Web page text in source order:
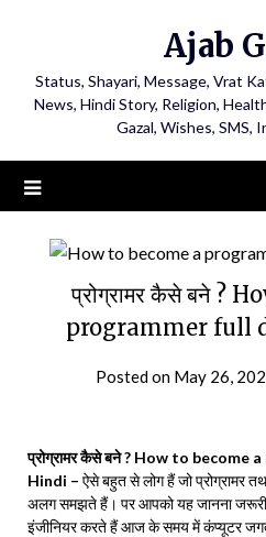
Ajab
Status, Shayari, Message, Vrat
News, Hindi Story, Religion,
Gazal, Wishes, SMS,
प्रोग्रामर कैसे बने ?
programmer full
Posted on May 26,
प्रोग्रामर कैसे बने ? How to
Hindi – ऐसे बहुत से लोग हैं जो प्रोग्रामर
अलग समझते हैं। पर आपको यह जानना जरूरी
इंजीनियर करते हैं आज के समय में कंप्यूटर जगत